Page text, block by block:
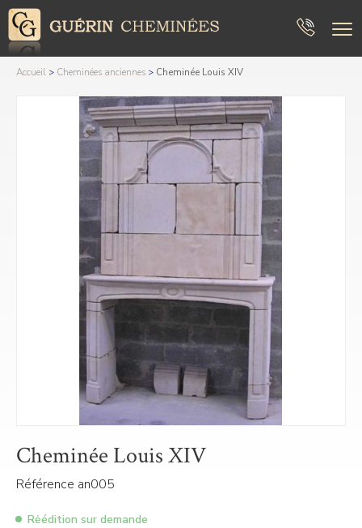
Accueil > Cheminées anciennes > Cheminée Louis XIV
Cheminée Louis XIV
Référence an005
Rėédition sur demande